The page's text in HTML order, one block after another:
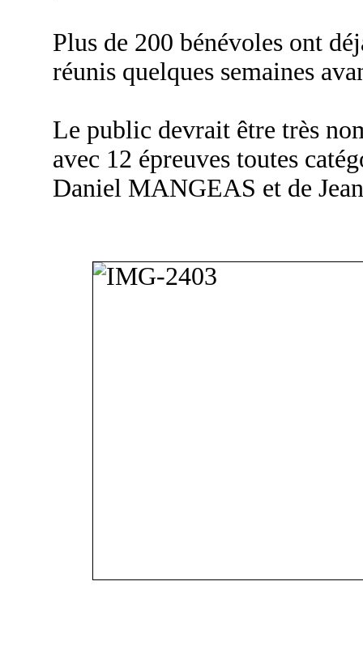
Plus de 200 bénévoles ont
réunis quelques semaines
Le public devrait être très
avec 12 épreuves toutes
Daniel MANGEAS et de